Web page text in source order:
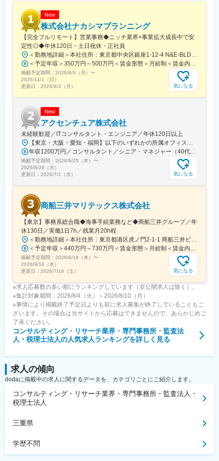
New
株式会社ナカシマプランニング
【完全フルリモート】営業事務◆ニッチ業界×事業拡大成長中で安
定性◎◆年休120日・土日祝休・正社員
掲載予定期間： 2026/8/3（月） 〜
2026/11/1（日）
更新日： 2026/8/3（月） 気になる
New
アクセンチュア株式会社
未経験歓迎／ITコンサルタント・エンジニア／年休120日以上
掲載予定期間： 2026/6/25（木） 〜
2026/8/26（水）
更新日： 2026/7/1（水） 気になる
商船三井マリテックス株式会社
【東京】事務系総合職◆海事手続業務など◆商船三井グループ／年
休130日／実働1日7h／残業月20h程
掲載予定期間： 2026/6/18（木） 〜
2026/9/16（水）
更新日： 2026/7/18（土） 気になる
※求人応募数の多い順にランキングしています（非公開求人は除く）。
※集計対象期間：2026/8/4（火）～2026/8/10（月）
※事情により掲載終了予定日よりも前に求人募集が終了していることもご
ざいます。その場合は当サイトから応募はできませんので、あらかじめご
了承ください。
コンサルティング・リサーチ業界・専門事務所・監査法
人・税理士法人の人気求人ランキングを詳しく見る
求人の傾向
dodaに掲載中の求人に関するデータを、カテゴリごとにご紹介します。
コンサルティング・リサーチ業界・専門事務所・監査法人・
税理士法人
三重県
学歴不問